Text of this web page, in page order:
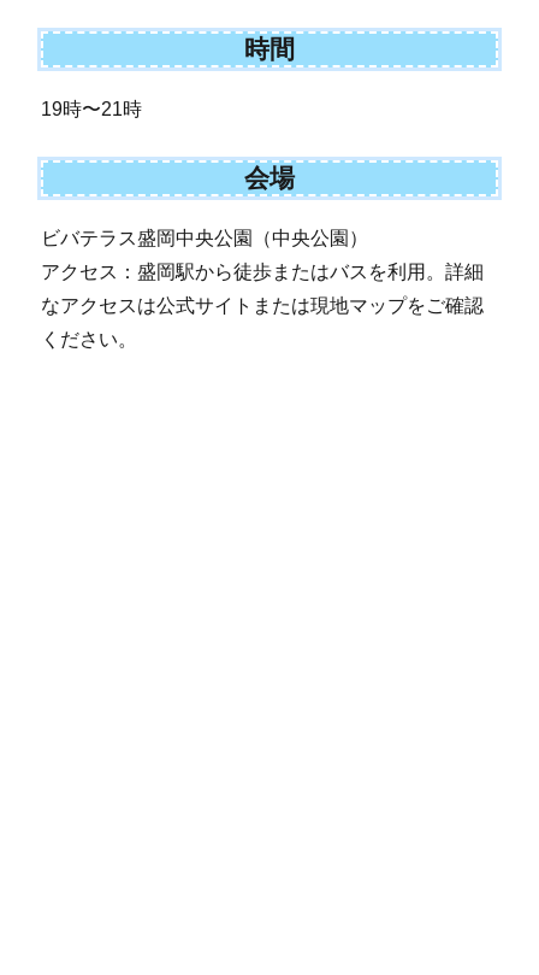
時間
19時〜21時
会場
ビバテラス盛岡中央公園（中央公園）
アクセス：盛岡駅から徒歩またはバスを利用。詳細
なアクセスは公式サイトまたは現地マップをご確認
ください。